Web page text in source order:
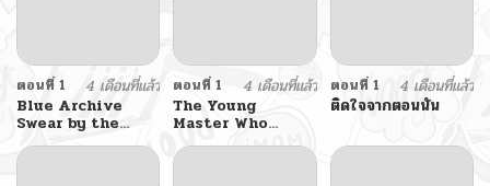
ตอนที่ 1
4 เดือนที่แล้ว
Blue Archive
Swear by the
Dawn BY
amagasa_higashi
ตอนที่ 1
4 เดือนที่แล้ว
The Young
Master Who
Wants to Be a
Lady
ตอนที่ 1
4 เดือนที่แล้ว
ติดใจจากตอนนั้น